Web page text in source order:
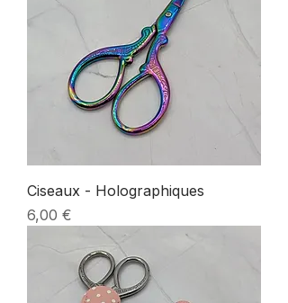
Ciseaux - Holographiques
Prix
6,00 €